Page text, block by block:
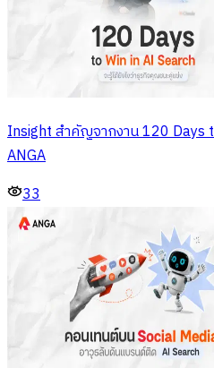
Insight สำคัญจากงาน 120 Days
ANGA
33